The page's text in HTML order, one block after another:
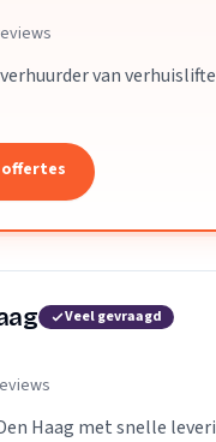
van
Veel gevraagd
Haag met snelle